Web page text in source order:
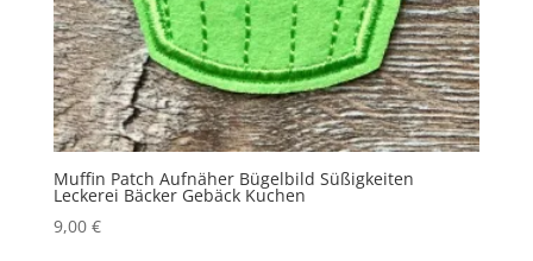
Muffin Patch Aufnäher Bügelbild Süßigkeiten
Leckerei Bäcker Gebäck Kuchen
9,00 €